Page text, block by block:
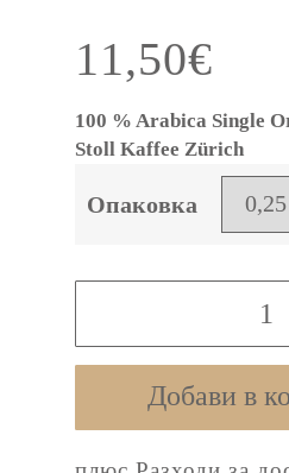
11,50€
100 % Arabica Single
Stoll Kaffee Zürich
Опаковка
Stoll
Organic
Добави в